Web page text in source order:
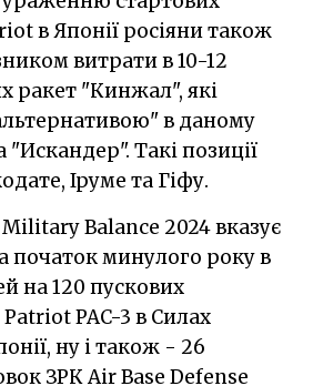
в Японії росіяни також
витрати в 10-12
ракет "Кинжал", які
в даному
"Искандер". Такі позиції
Іруме та Гіфу.
Balance 2024 вказує
початок минулого року в
на 120 пускових
PAC-3 в Силах
ну і також - 26
ЗРК Air Base Defense